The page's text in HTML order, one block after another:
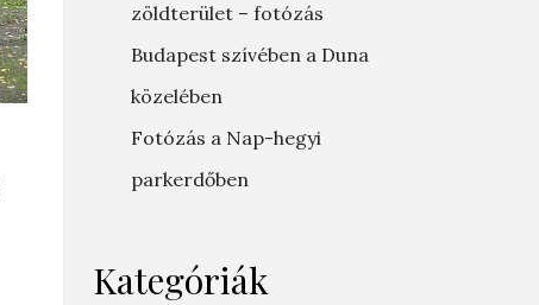
zöldterület – fotózás
Budapest szívében a Duna
közelében
Fotózás a Nap-hegyi
parkerdőben
Kategóriák